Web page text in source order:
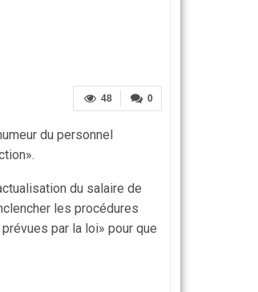
0
48
du personnel
du salaire de
les procédures
par la loi» pour que